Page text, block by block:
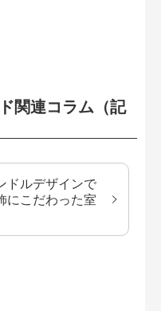
関連コラム（記
ドルデザインで
にこだわった室